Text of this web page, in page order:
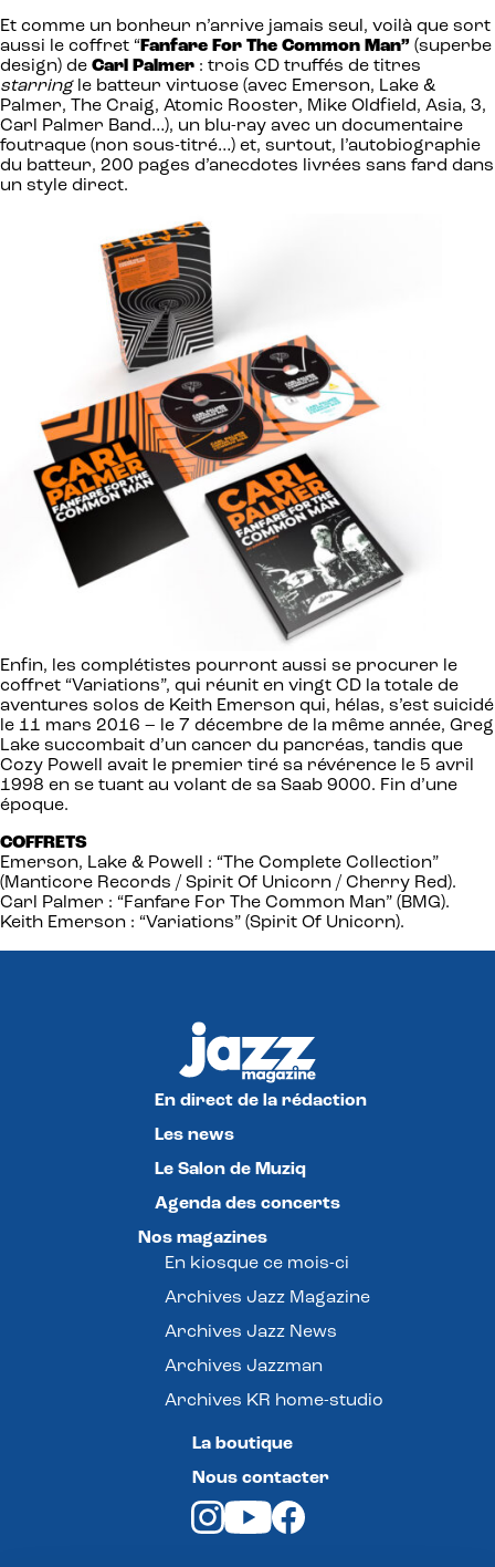
Et comme un bonheur n’arrive jamais seul, voilà que sort
aussi le coffret “ Fanfare For The Common Man” (superbe
design) de Carl Palmer : trois CD truffés de titres
starringle batteur virtuose (avec Emerson, Lake &
Palmer, The Craig, Atomic Rooster, Mike Oldfield, Asia, 3,
Carl Palmer Band…), un blu-ray avec un documentaire
foutraque (non sous-titré…) et, surtout, l’autobiographie
du batteur, 200 pages d’anecdotes livrées sans fard dans
un style direct.
Enfin, les complétistes pourront aussi se procurer le
coffret “Variations”, qui réunit en vingt CD la totale de
aventures solos de Keith Emerson qui, hélas, s’est suicidé
le 11 mars 2016 – le 7 décembre de la même année, Greg
Lake succombait d’un cancer du pancréas, tandis que
Cozy Powell avait le premier tiré sa révérence le 5 avril
1998 en se tuant au volant de sa Saab 9000. Fin d’une
époque.
COFFRETS
Emerson, Lake & Powell : “The Complete Collection”
(Manticore Records / Spirit Of Unicorn / Cherry Red).
Carl Palmer : “Fanfare For The Common Man” (BMG).
Keith Emerson : “Variations” (Spirit Of Unicorn).
En direct de la rédaction
Les news
Le Salon de Muziq
Agenda des concerts
Nos magazines
En kiosque ce mois-ci
Archives Jazz Magazine
Archives Jazz News
Archives Jazzman
Archives KR home-studio
La boutique
Nous contacter